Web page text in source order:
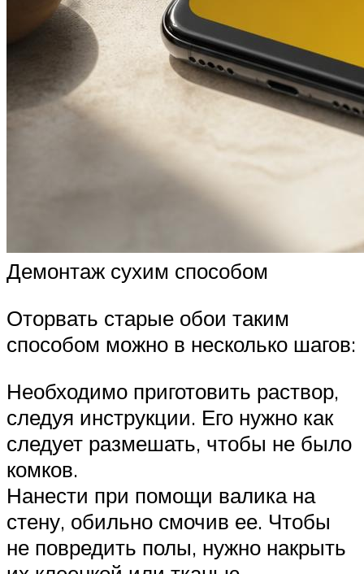
Демонтаж сухим способом
Оторвать старые обои таким
способом можно в несколько шагов:
Необходимо приготовить раствор,
следуя инструкции. Его нужно как
следует размешать, чтобы не было
комков.
Нанести при помощи валика на
стену, обильно смочив ее. Чтобы
не повредить полы, нужно накрыть